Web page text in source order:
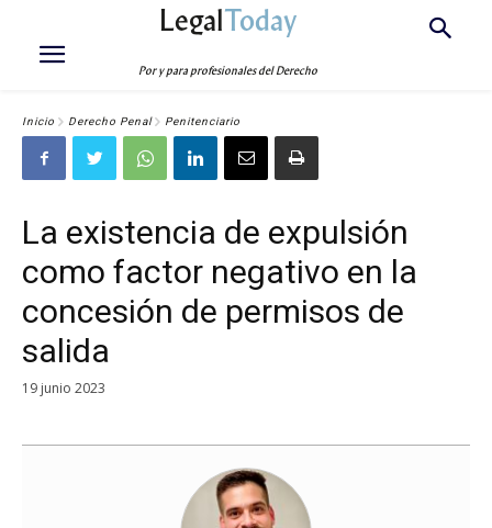
LegalToday
Por y para profesionales del Derecho
Inicio Derecho Penal Penitenciario
La existencia de expulsión
como factor negativo en la
concesión de permisos de
salida
19 junio 2023